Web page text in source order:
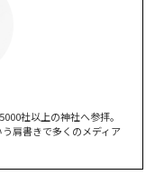
社以上の神社へ参拝。
肩書きで多くのメディア